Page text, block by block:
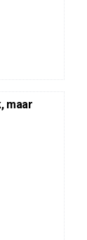
maar